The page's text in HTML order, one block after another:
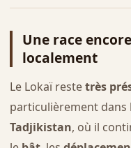
Une race
localement
Le Lokaï restetrès
particulièrement dans
Tadjikistan, où il